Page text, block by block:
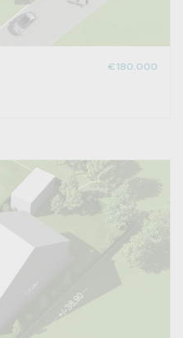
€ 180.000